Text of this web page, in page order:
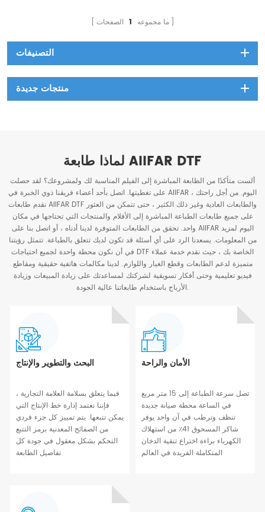
ما مجموعه 1 الصفحات
التصنيفات
منتجات جديدة
لماذا طابعة AIIFAR DTF
ألست متأكدًا من الطابعة المباشرة إلى الفيلم المناسبة لك ولمشروعك؟ لقد حصلت
على تغطيتها. اتصل بأحد أعضاء فريقنا ذوي الخبرة في AIIFAR اليوم. من أجل راحتك ،
نقدم طابعات AIIFAR DTF والطابعات العادية وغير ذلك الكثير ، حتى تتمكن من العثور
على جميع طابعات الطباعة المباشرة إلى الأفلام والمنتجات التي تحتاجها في مكان
واحد. تحقق من الطابعات المتوفرة لدينا أدناه ، أو اتصل بنا على AIIFAR اليوم لمزيد
من المعلومات. يسعدنا الرد على أي أسئلة قد تكون لديك تتعلق بالطباعة. تتمثل رؤيتنا
في أن نكون محطة واحدة لجميع احتياجات DTF الخاصة بك ، حيث نقدم خدمة عملاء
متميزة لدعم الطابعات وقطع الغيار واللوازم. لدينا مكالمات هاتفية حقيقية ومقاطع
فيديو تعليمية وحتى أفكار تسويقية لشركتك لمساعدتك على زيادة المبيعات وزيادة
الأرباح باستخدام طابعاتنا عالية الجودة.
البحث والتطوير والإنتاج
فيما يتعلق بسلامة العلامة التجارية ،
فإننا نعتمد إدارة خط الإنتاج التي
يمكن تتبعها. يتم تمييز كل جزء فردي
من الصفائح المعدنية برمز التتبع
التحكم بشكل معقول في جودة كل
تفاصيل الطابعة
الأمان والراحة
تصل سرعة الطباعة إلى 15 متر مربع
في الساعة محطة صيانة جديدة
تنظف وترطب في آن واحد يوفر
شاكر المسحوق 41٪ من استهلاك
الكهرباء براءة اختراع تنقية الدخان
المتكاملة الفريدة في العالم